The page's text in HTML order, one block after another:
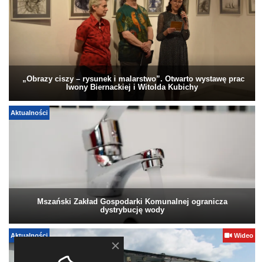
„Obrazy ciszy – rysunek i malarstwo”. Otwarto wystawę prac
Iwony Biernackiej i Witolda Kubichy
Aktualności
Mszański Zakład Gospodarki Komunalnej ogranicza
dystrybucję wody
Aktualności Wideo